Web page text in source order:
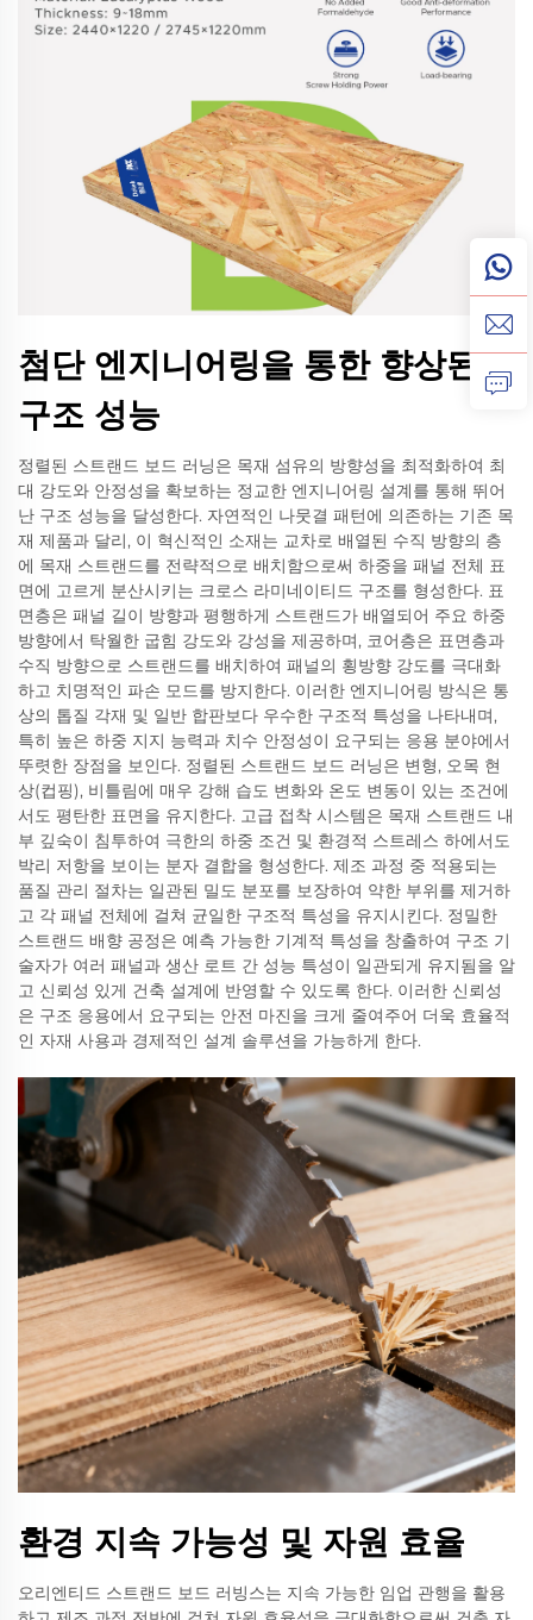
첨단 엔지니어링을 통한 향상된
구조 성능
정렬된 스트랜드 보드 러닝은 목재 섬유의 방향성을 최적화하여 최
대 강도와 안정성을 확보하는 정교한 엔지니어링 설계를 통해 뛰어
난 구조 성능을 달성한다. 자연적인 나뭇결 패턴에 의존하는 기존 목
재 제품과 달리, 이 혁신적인 소재는 교차로 배열된 수직 방향의 층
에 목재 스트랜드를 전략적으로 배치함으로써 하중을 패널 전체 표
면에 고르게 분산시키는 크로스 라미네이티드 구조를 형성한다. 표
면층은 패널 길이 방향과 평행하게 스트랜드가 배열되어 주요 하중
방향에서 탁월한 굽힘 강도와 강성을 제공하며, 코어층은 표면층과
수직 방향으로 스트랜드를 배치하여 패널의 횡방향 강도를 극대화
하고 치명적인 파손 모드를 방지한다. 이러한 엔지니어링 방식은 통
상의 톱질 각재 및 일반 합판보다 우수한 구조적 특성을 나타내며,
특히 높은 하중 지지 능력과 치수 안정성이 요구되는 응용 분야에서
뚜렷한 장점을 보인다. 정렬된 스트랜드 보드 러닝은 변형, 오목 현
상(컵핑), 비틀림에 매우 강해 습도 변화와 온도 변동이 있는 조건에
서도 평탄한 표면을 유지한다. 고급 접착 시스템은 목재 스트랜드 내
부 깊숙이 침투하여 극한의 하중 조건 및 환경적 스트레스 하에서도
박리 저항을 보이는 분자 결합을 형성한다. 제조 과정 중 적용되는
품질 관리 절차는 일관된 밀도 분포를 보장하여 약한 부위를 제거하
고 각 패널 전체에 걸쳐 균일한 구조적 특성을 유지시킨다. 정밀한
스트랜드 배향 공정은 예측 가능한 기계적 특성을 창출하여 구조 기
술자가 여러 패널과 생산 로트 간 성능 특성이 일관되게 유지됨을 알
고 신뢰성 있게 건축 설계에 반영할 수 있도록 한다. 이러한 신뢰성
은 구조 응용에서 요구되는 안전 마진을 크게 줄여주어 더욱 효율적
인 자재 사용과 경제적인 설계 솔루션을 가능하게 한다.
환경 지속 가능성 및 자원 효율
오리엔티드 스트랜드 보드 러빙스는 지속 가능한 임업 관행을 활용